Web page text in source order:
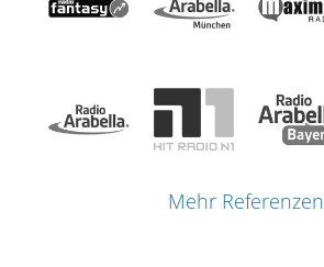
Mehr Referenzen